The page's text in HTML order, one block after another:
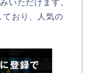
いただけます。
ており、人気の